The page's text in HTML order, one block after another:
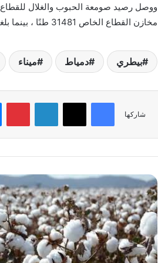
مخازن القطاع الخاص 31481 طنًا ، بينما بلغت حركة الشاحنات دخولًا وخروجاً عدد 5031 حركة
بيطري دمياط ميناء
شاركها
فيسبوك ‫X لينكدإن
القطن
المصري
يعود
بقوة..
أصناف
جديدة
وإنتاجية